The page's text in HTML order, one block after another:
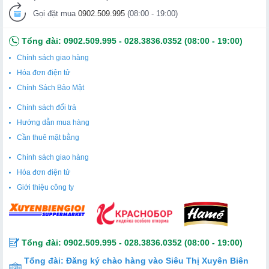
Gọi đặt mua 0902.509.995 (08:00 - 19:00)
Tổng đài: 0902.509.995 - 028.3836.0352 (08:00 - 19:00)
Chính sách giao hàng
Hóa đơn điện tử
Chính Sách Bảo Mật
Chính sách đổi trả
Hướng dẫn mua hàng
Cần thuê mặt bằng
Chính sách giao hàng
Hóa đơn điện tử
Giới thiệu công ty
Tổng đài: 0902.509.995 - 028.3836.0352 (08:00 - 19:00)
Tổng đài: Đăng ký chào hàng vào Siêu Thị Xuyên Biên